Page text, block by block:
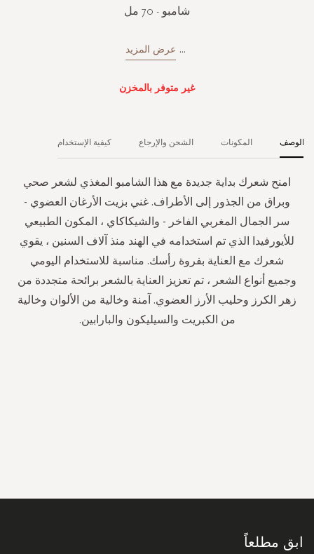
شامبو - 70 مل
... عرض المزيد
غير متوفر بالمخزن
الوصف
امنح شعرك بداية جديدة مع هذا الشامبو المغذي لشعر صحي
وبراق من الجذور إلى الأطراف. غني بزيت الأرغان العضوي -
سر الجمال المغربي الفاخر - والشيكاكاي ، المكون الطبيعي
للأيورفيدا الذي تم استخدامه في الهند منذ آلاف السنين ، يقوي
شعرك مع العناية بفروة رأسك. مناسبة للاستخدام اليومي
وجميع أنواع الشعر ، تم تعزيز العناية بالشعر برائحة متجددة من
زهر الكرز وحليب الأرز العضوي. آمنة وخالية من الألوان وخالية
من الكبريت والسيليكون والبارابين.
المكونات الشحن والإرجاع كيفية الإستخدام
ابق مطلعاً